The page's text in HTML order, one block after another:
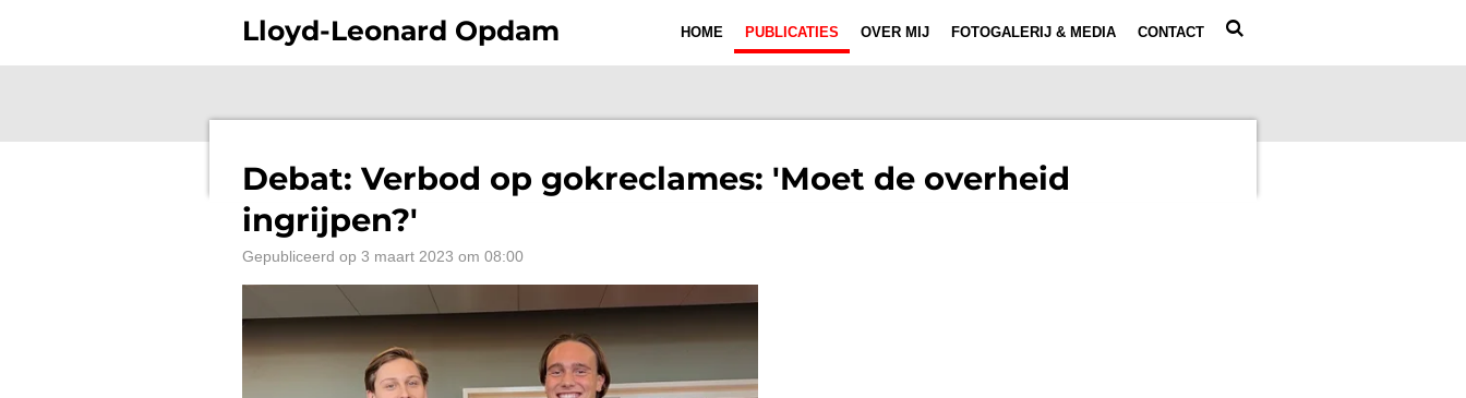
Lloyd-Leonard Opdam HOME PUBLICATIES OVER MIJ FOTOGALERIJ & MEDIA CONTACT
Debat: Verbod op gokreclames: 'Moet de overheid
ingrijpen?'
Gepubliceerd op 3 maart 2023 om 08:00